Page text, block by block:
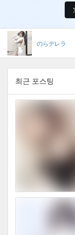
のらデレラ
최근 포스팅